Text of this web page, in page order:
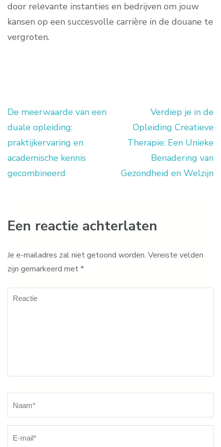
door relevante instanties en bedrijven om jouw
kansen op een succesvolle carrière in de douane te
vergroten.
Berichtnavigatie
De meerwaarde van een
duale opleiding:
praktijkervaring en
academische kennis
gecombineerd
Verdiep je in de
Opleiding Creatieve
Therapie: Een Unieke
Benadering van
Gezondheid en Welzijn
Een reactie achterlaten
Je e-mailadres zal niet getoond worden. Vereiste velden
zijn gemarkeerd met*
Reactie